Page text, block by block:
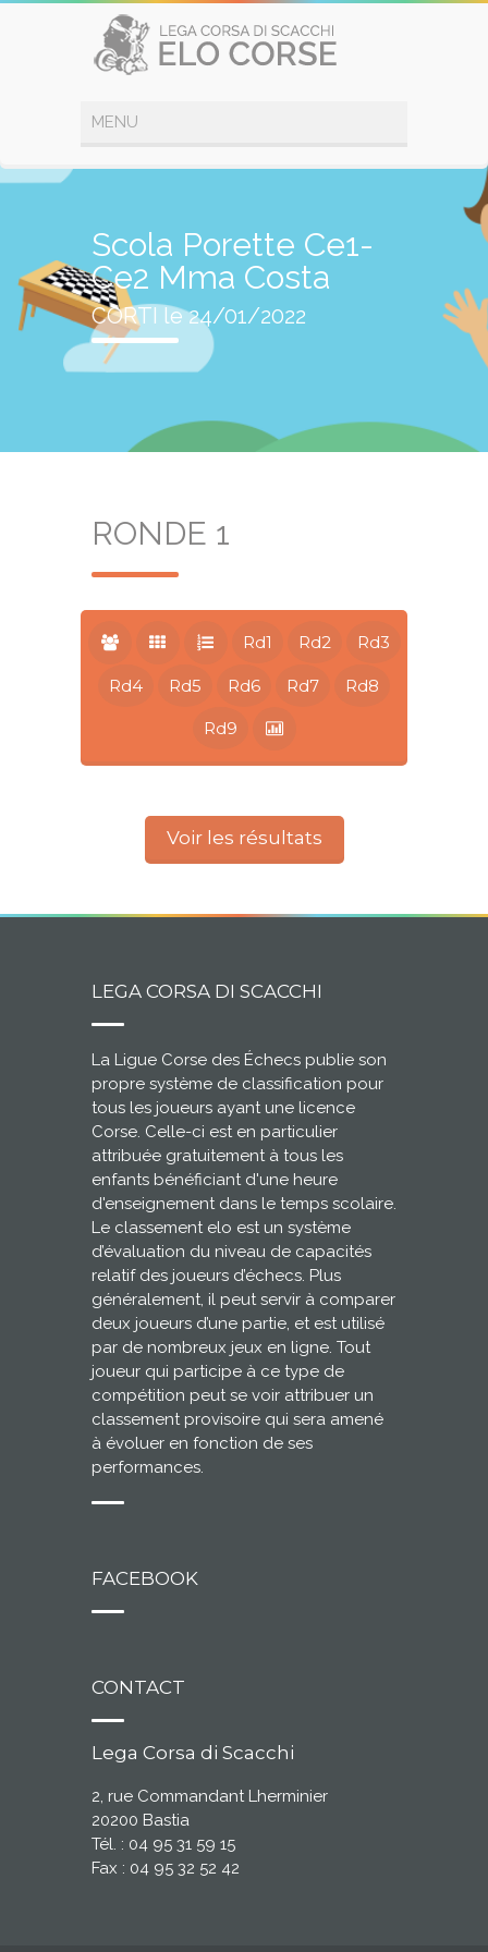
Scola Porette Ce1-
Ce2 Mma Costa
CORTI le 24/01/2022
RONDE 1
Rd1 Rd2 Rd3
Rd4 Rd5 Rd6 Rd7 Rd8
Rd9
Voir les résultats
LEGA CORSA DI SCACCHI
La Ligue Corse des Échecs publie son
propre système de classification pour
tous les joueurs ayant une licence
Corse. Celle-ci est en particulier
attribuée gratuitement à tous les
enfants bénéficiant d'une heure
d'enseignement dans le temps scolaire.
Le classement elo est un système
d’évaluation du niveau de capacités
relatif des joueurs d’échecs. Plus
généralement, il peut servir à comparer
deux joueurs d’une partie, et est utilisé
par de nombreux jeux en ligne. Tout
joueur qui participe à ce type de
compétition peut se voir attribuer un
classement provisoire qui sera amené
à évoluer en fonction de ses
performances.
FACEBOOK
CONTACT
Lega Corsa di Scacchi
2, rue Commandant Lherminier
20200 Bastia
Tél. : 04 95 31 59 15
Fax : 04 95 32 52 42